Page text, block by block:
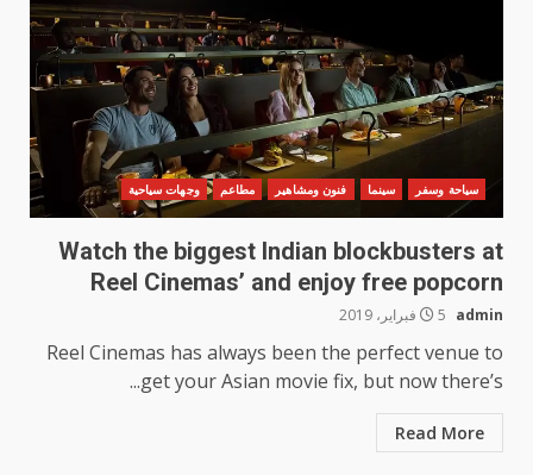
سياحة وسفر سينما فنون ومشاهير مطاعم وجهات سياحية
Watch the biggest Indian blockbusters at
Reel Cinemas’ and enjoy free popcorn
admin 5 فبراير، 2019
Reel Cinemas has always been the perfect venue to
get your Asian movie fix, but now there’s...
Read More